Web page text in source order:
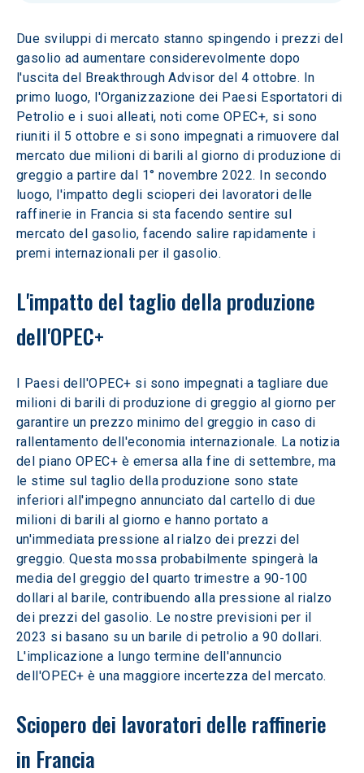
Due sviluppi di mercato stanno spingendo i prezzi del
gasolio ad aumentare considerevolmente dopo
l'uscita del Breakthrough Advisor del 4 ottobre. In
primo luogo, l'Organizzazione dei Paesi Esportatori di
Petrolio e i suoi alleati, noti come OPEC+, si sono
riuniti il 5 ottobre e si sono impegnati a rimuovere dal
mercato due milioni di barili al giorno di produzione di
greggio a partire dal 1° novembre 2022. In secondo
luogo, l'impatto degli scioperi dei lavoratori delle
raffinerie in Francia si sta facendo sentire sul
mercato del gasolio, facendo salire rapidamente i
premi internazionali per il gasolio.
L'impatto del taglio della produzione
dell'OPEC+
I Paesi dell'OPEC+ si sono impegnati a tagliare due
milioni di barili di produzione di greggio al giorno per
garantire un prezzo minimo del greggio in caso di
rallentamento dell'economia internazionale. La notizia
del piano OPEC+ è emersa alla fine di settembre, ma
le stime sul taglio della produzione sono state
inferiori all'impegno annunciato dal cartello di due
milioni di barili al giorno e hanno portato a
un'immediata pressione al rialzo dei prezzi del
greggio. Questa mossa probabilmente spingerà la
media del greggio del quarto trimestre a 90-100
dollari al barile, contribuendo alla pressione al rialzo
dei prezzi del gasolio. Le nostre previsioni per il
2023 si basano su un barile di petrolio a 90 dollari.
L'implicazione a lungo termine dell'annuncio
dell'OPEC+ è una maggiore incertezza del mercato.
Sciopero dei lavoratori delle raffinerie
in Francia